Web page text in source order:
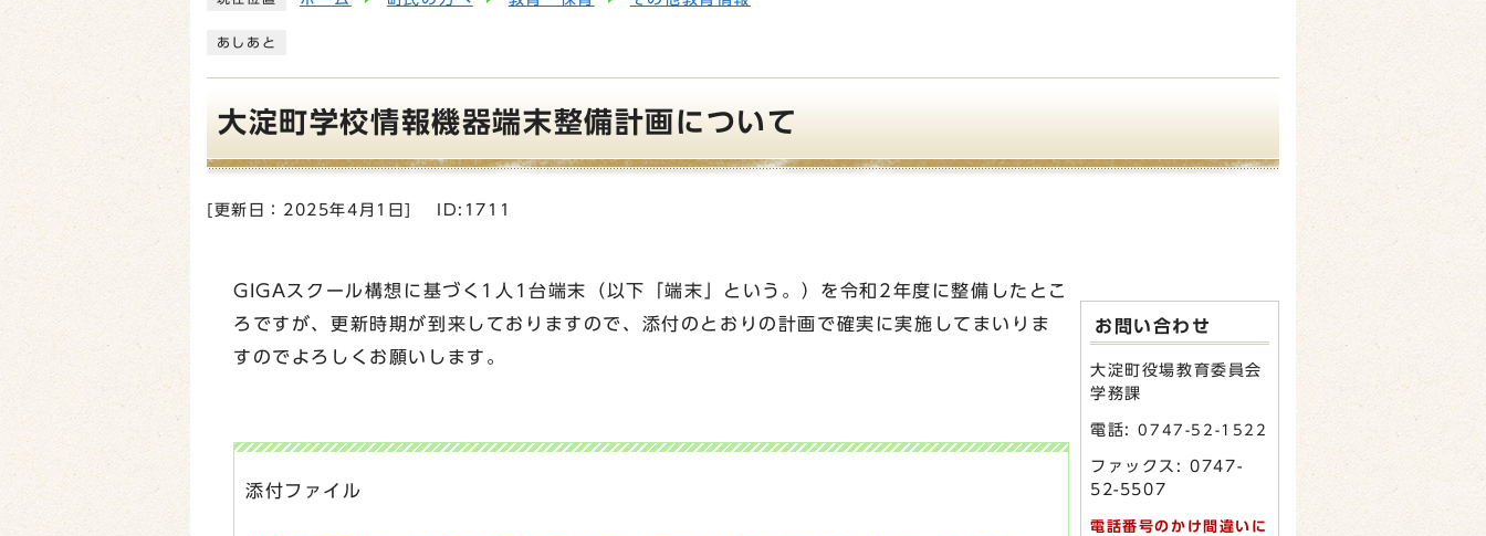
あしあと
大淀町学校情報機器端末整備計画について
[更新日： 2025年4月1日 ID:1711
GIGAスクール構想に基づく1人1台端末（以下「端末」という。）を令和2年度に整備したとこ
ろですが、更新時期が到来しておりますので、添付のとおりの計画で確実に実施してまいりま
すのでよろしくお願いします。
添付ファイル
お問い合わせ
大淀町役場教育委員会
学務課
電話:0747-52-1522
ファックス: 0747-
52-5507
電話番号のかけ間違いに